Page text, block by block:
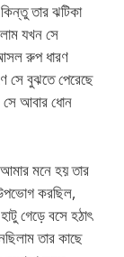
তার ঝটিকা
যখন সে
রুপ ধারণ
সে বুঝতে পেরেছে
সে আবার ধোন
মনে হয় তার
করছিল,
গেড়ে বসে হঠাৎ
তার কাছে